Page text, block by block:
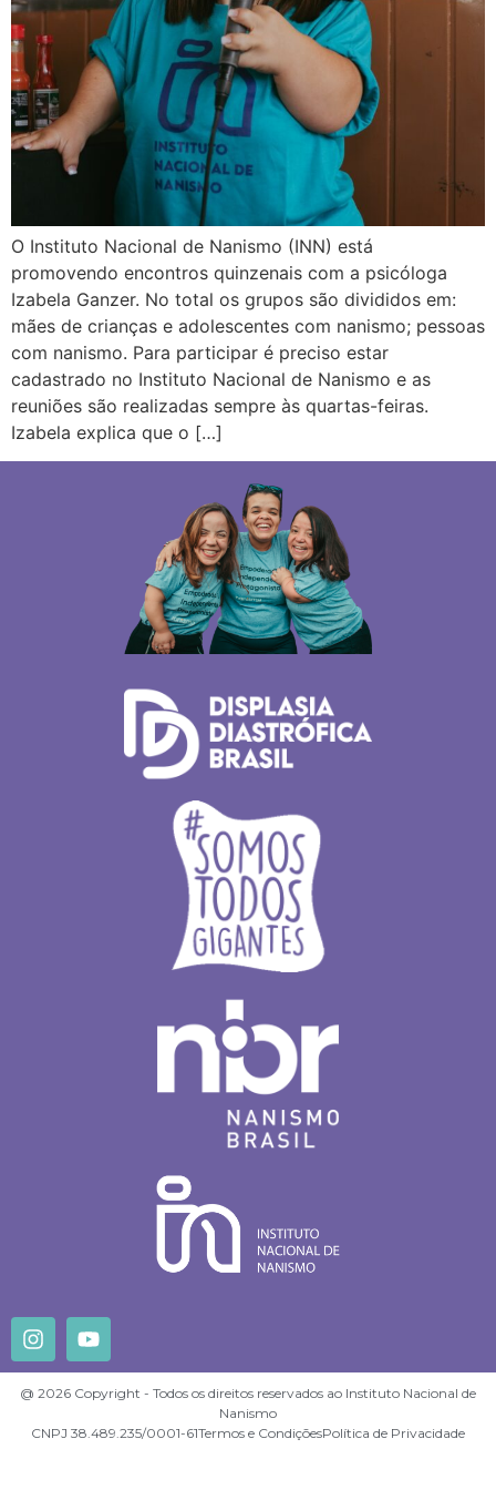
O Instituto Nacional de Nanismo (INN) está
promovendo encontros quinzenais com a psicóloga
Izabela Ganzer. No total os grupos são divididos em:
mães de crianças e adolescentes com nanismo; pessoas
com nanismo. Para participar é preciso estar
cadastrado no Instituto Nacional de Nanismo e as
reuniões são realizadas sempre às quartas-feiras.
Izabela explica que o […]
@ 2026 Copyright - Todos os direitos reservados ao Instituto Nacional de
Nanismo
CNPJ 38.489.235/0001-61Termos e CondiçõesPolítica de Privacidade